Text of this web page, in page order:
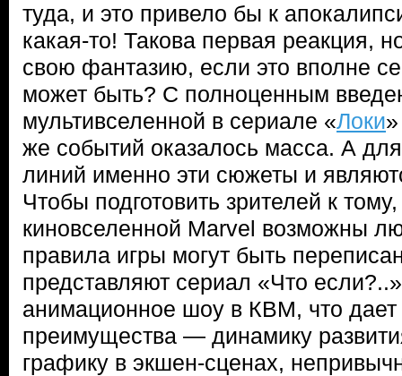
туда, и это привело бы к
какая-то! Такова первая реакция,
свою фантазию, если это вполне
может быть? С полноценным
мультивселенной в сериале «Локи
же событий оказалось масса. А
линий именно эти сюжеты и
Чтобы подготовить зрителей к
киновселенной Marvel возможны
правила игры могут быть
представляют сериал «Что
анимационное шоу в КВМ, что дает
преимущества — динамику
графику в экшен-сценах,